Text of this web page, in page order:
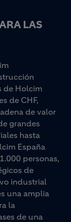
LAS
de Holcim
de CHF,
de valor
grandes
hasta
España
personas,
de
industrial
una amplia
la
de una